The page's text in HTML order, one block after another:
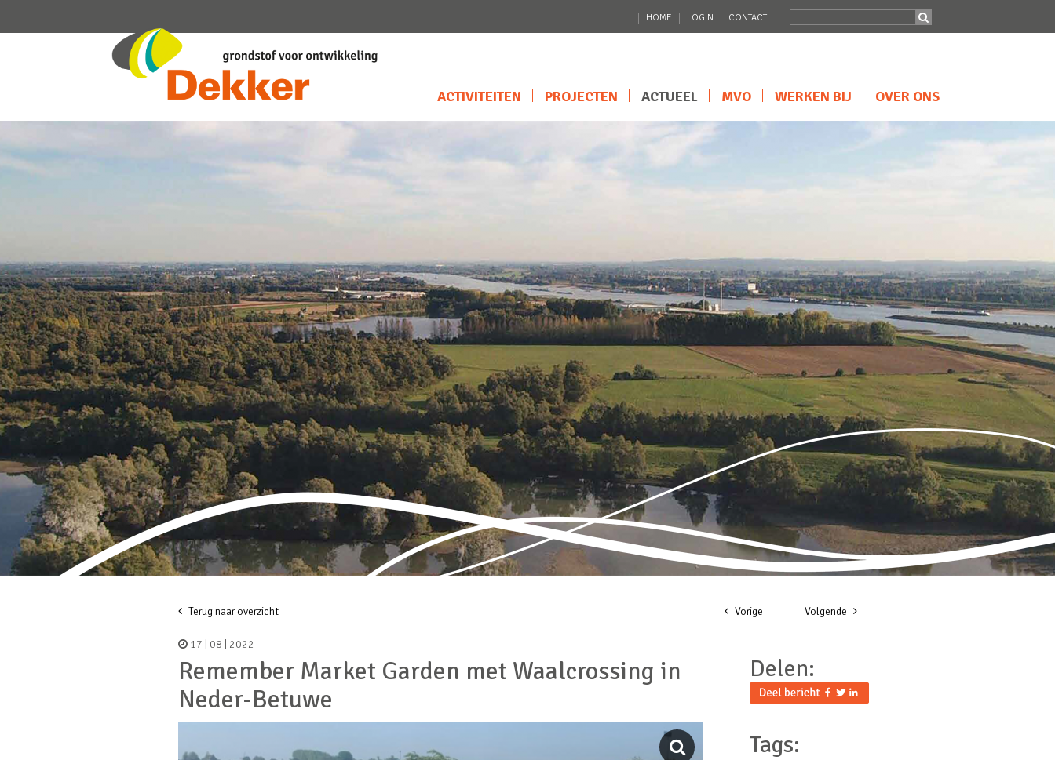
HOME LOGIN CONTACT
ACTIVITEITEN PROJECTEN ACTUEEL MVO WERKEN BIJ OVER ONS
Terug naar overzicht Vorige Volgende
17 | 08 | 2022
Remember Market Garden met Waalcrossing in
Neder-Betuwe
Delen:
Tags: